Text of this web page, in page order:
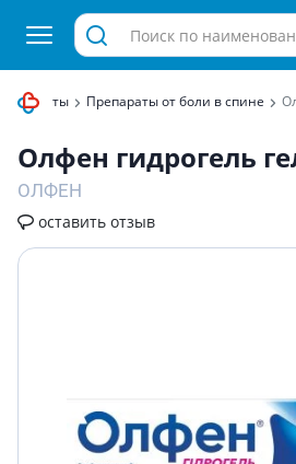
Препараты от боли в спине
Олфен гидрогель
ОЛФЕН
оставить отзыв